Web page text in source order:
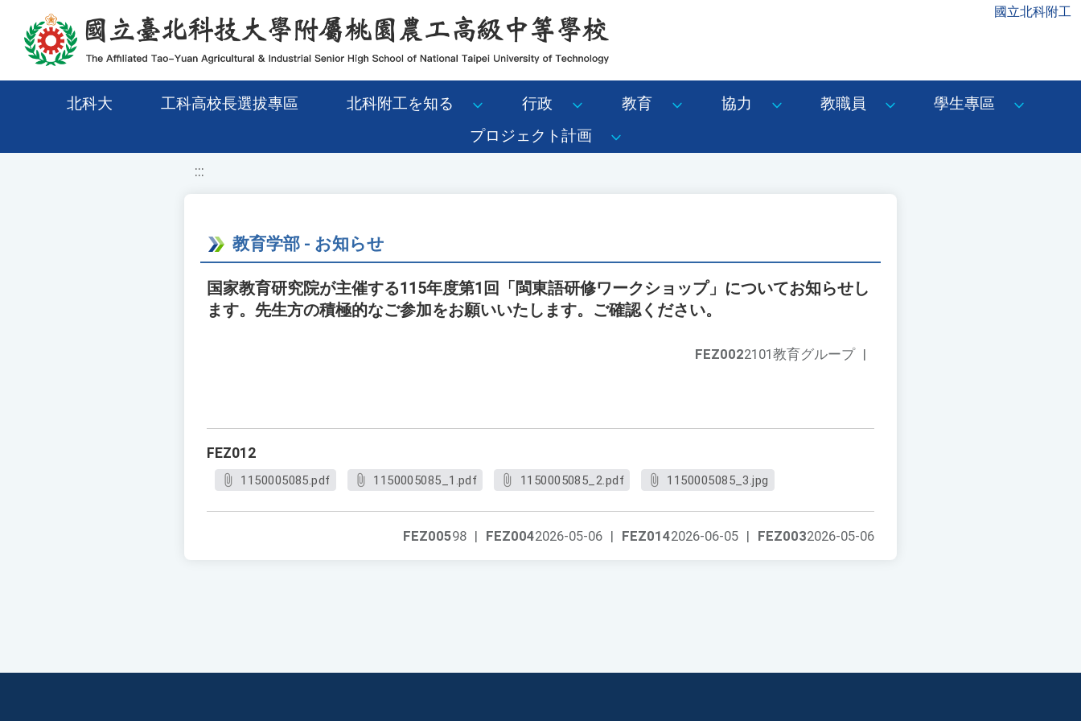
移至網頁之主要內容區位置 國立北科附工
北科大 工科高校長選拔專區 北科附工を知る 行政 教育 協力 教職員
學生專區
プロジェクト計画
:::
教育学部 - お知らせ
国家教育研究院が主催する115年度第1回「閩東語研修ワークショップ」についてお知らせし
ます。先生方の積極的なご参加をお願いいたします。ご確認ください。
FEZ0022101教育グループ |
FEZ012
1150005085.pdf 1150005085_1.pdf 1150005085_2.pdf 1150005085_3.jpg
FEZ0032026-05-06
FEZ0142026-06-05 |
FEZ0042026-05-06 |
FEZ00598 |